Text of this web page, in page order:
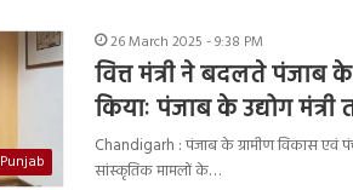
Punjab
26 March 2025 - 9:38 PM
वित्त मंत्री ने बदलते पंजाब
कियाः पंजाब के उद्योग
Chandigarh : पंजाब के ग्रामीण विकास एवं
सांस्कृतिक मामलों के…